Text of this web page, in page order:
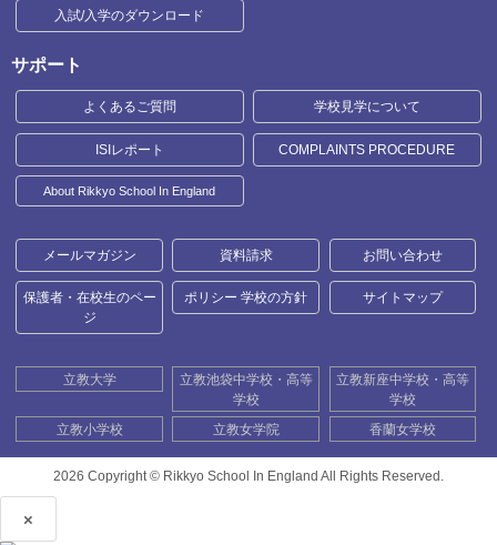
入試/入学のダウンロード
サポート
よくあるご質問 学校見学について
ISIレポート COMPLAINTS PROCEDURE
About Rikkyo School In England
メールマガジン 資料請求 お問い合わせ
保護者・在校生のペー
ジ
ポリシー 学校の方針 サイトマップ
立教大学
立教池袋中学校・高等
学校
立教新座中学校・高等
学校
立教小学校
立教女学院 香蘭女学校
2026 Copyright © Rikkyo School In England All Rights Reserved.
×